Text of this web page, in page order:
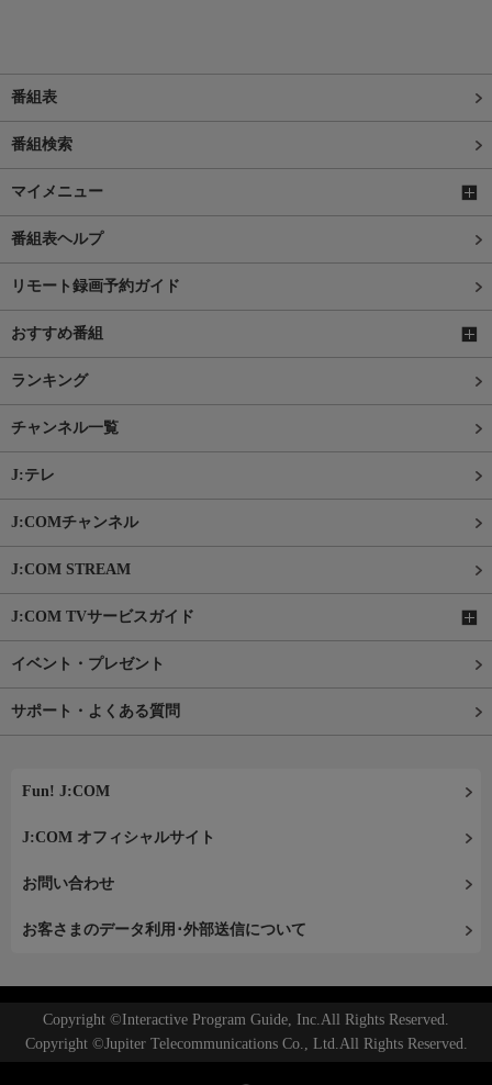
番組表
番組検索
マイメニュー
番組表ヘルプ
リモート録画予約ガイド
おすすめ番組
ランキング
チャンネル一覧
J:テレ
J:COMチャンネル
J:COM STREAM
J:COM TVサービスガイド
イベント・プレゼント
サポート・よくある質問
Fun! J:COM
J:COM オフィシャルサイト
お問い合わせ
お客さまのデータ利用･外部送信について
Copyright ©Interactive Program Guide, Inc.All Rights Reserved.
Copyright ©Jupiter Telecommunications Co., Ltd.All Rights Reserved.